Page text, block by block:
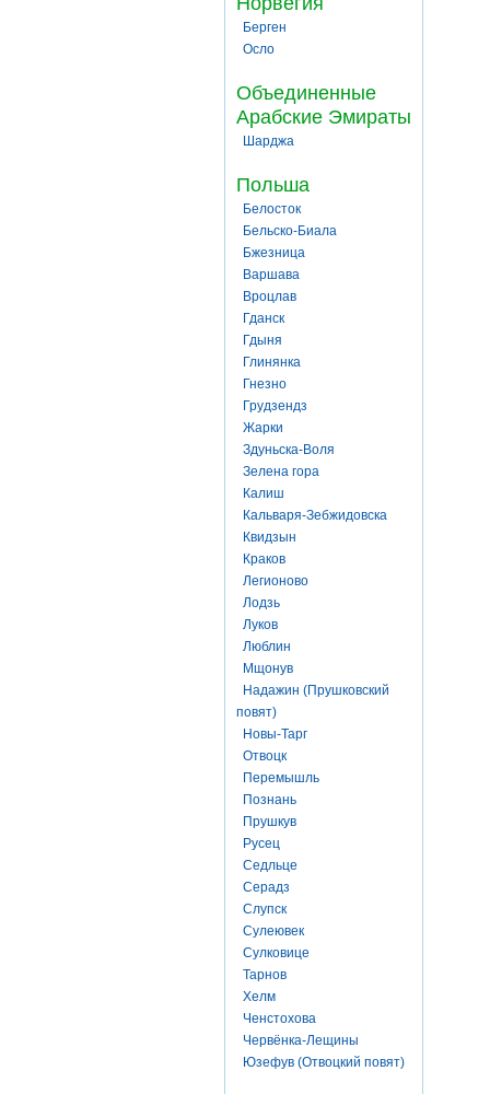
Берген
Осло
Объединенные
Арабские Эмираты
Шарджа
Польша
Белосток
Бельско-Биала
Бжезница
Варшава
Вроцлав
Гданск
Гдыня
Глинянка
Гнезно
Грудзендз
Жарки
Здуньска-Воля
Зелена гора
Калиш
Кальваря-Зебжидовска
Квидзын
Краков
Легионово
Лодзь
Луков
Люблин
Мщонув
Надажин (Прушковский
повят)
Новы-Тарг
Отвоцк
Перемышль
Познань
Прушкув
Русец
Седльце
Серадз
Слупск
Сулеювек
Сулковице
Тарнов
Хелм
Ченстохова
Червёнка-Лещины
Юзефув (Отвоцкий повят)